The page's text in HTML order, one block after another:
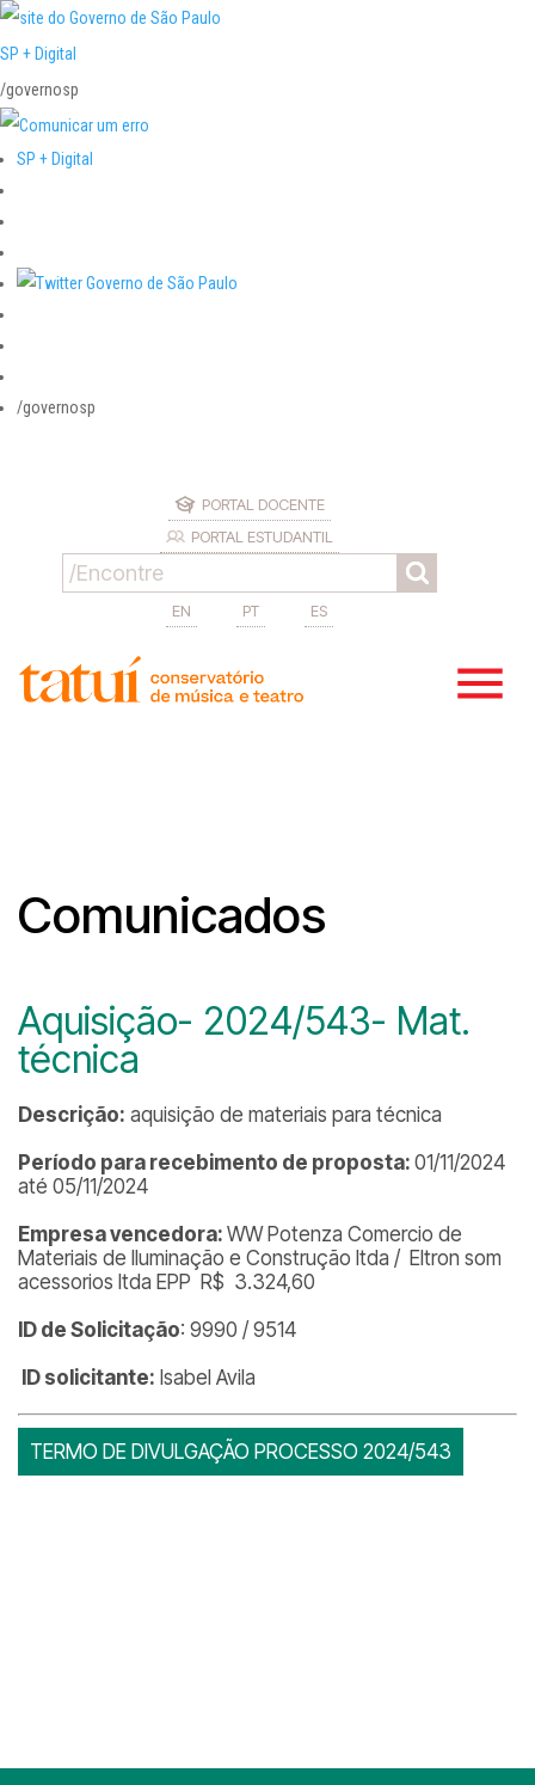
SP + Digital
/governosp
SP + Digital
/governosp
PORTAL DOCENTE
PORTAL ESTUDANTIL
EN PT ES
Comunicados
Aquisição- 2024/543- Mat.
técnica
Descrição: aquisição de materiais para técnica
Período para recebimento de proposta: 01/11/2024
até 05/11/2024
Empresa vencedora: WW Potenza Comercio de
Materiais de Iluminação e Construção ltda / Eltron som
acessorios ltda EPP R$ 3.324,60
ID de Solicitação: 9990 / 9514
ID solicitante: Isabel Avila
TERMO DE DIVULGAÇÃO PROCESSO 2024/543